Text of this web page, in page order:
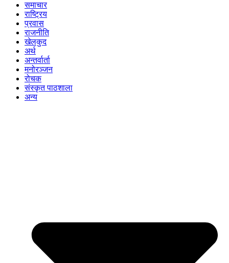
समाचार
राष्ट्रिय
प्रवास
राजनीति
खेलकुद
अर्थ
अन्तर्वार्ता
मनोरञ्जन
रोचक
संस्कृत पाठशाला
अन्य